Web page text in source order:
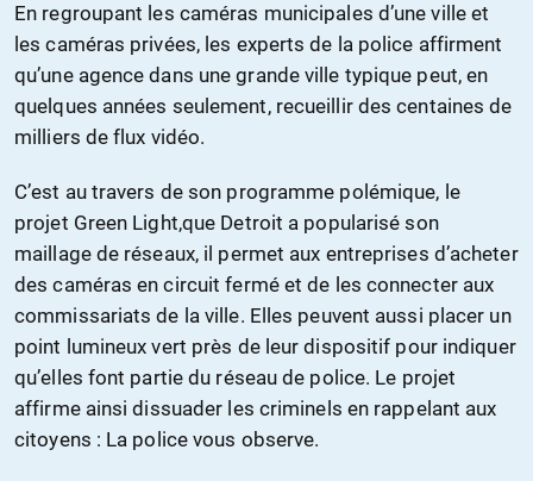
En regroupant les caméras municipales d’une ville et
les caméras privées, les experts de la police affirment
qu’une agence dans une grande ville typique peut, en
quelques années seulement, recueillir des centaines de
milliers de flux vidéo.
C’est au travers de son programme polémique, le
projet Green Light,que Detroit a popularisé son
maillage de réseaux, il permet aux entreprises d’acheter
des caméras en circuit fermé et de les connecter aux
commissariats de la ville. Elles peuvent aussi placer un
point lumineux vert près de leur dispositif pour indiquer
qu’elles font partie du réseau de police. Le projet
affirme ainsi dissuader les criminels en rappelant aux
citoyens : La police vous observe.